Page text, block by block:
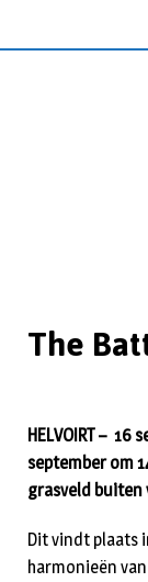
The
HELVOIRT – 16
september om
grasveld buiten
Dit vindt plaats
harmonieën